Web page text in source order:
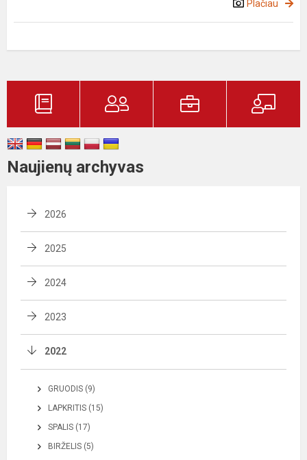
Plačiau
Naujienų archyvas
2026
2025
2024
2023
2022
GRUODIS (9)
LAPKRITIS (15)
SPALIS (17)
BIRŽELIS (5)